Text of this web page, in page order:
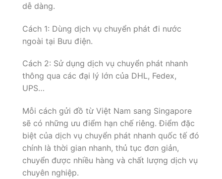
dễ dàng.
Cách 1: Dùng dịch vụ chuyển phát đi nước
ngoài tại Bưu điện.
Cách 2: Sử dụng dịch vụ chuyển phát nhanh
thông qua các đại lý lớn của DHL, Fedex,
UPS…
Mỗi cách gửi đồ từ Việt Nam sang Singapore
sẽ có những ưu điểm hạn chế riêng. Điểm đặc
biệt của dịch vụ chuyển phát nhanh quốc tế đó
chính là thời gian nhanh, thủ tục đơn giản,
chuyển được nhiều hàng và chất lượng dịch vụ
chuyên nghiệp.